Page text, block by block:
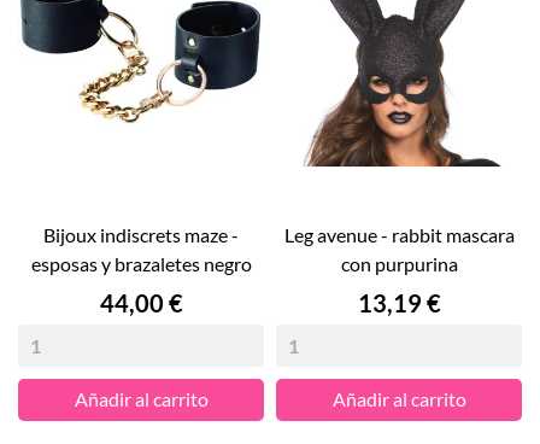
bijoux indiscrets maze -
esposas y brazaletes negro
Precio
44,00 €
Añadir al carrito
leg avenue - rabbit mascara
con purpurina
Precio
13,19 €
Añadir al carrito